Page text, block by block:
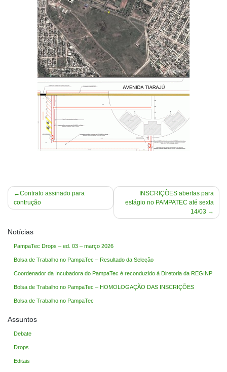
Navegação
de
Contrato assinado para
contrução
INSCRIÇÕES abertas para
estágio no PAMPATEC até sexta
14/03
Notícias
PampaTec Drops – ed. 03 – março 2026
Bolsa de Trabalho no PampaTec – Resultado da Seleção
Coordenador da Incubadora do PampaTec é reconduzido à Diretoria da REGINP
Bolsa de Trabalho no PampaTec – HOMOLOGAÇÃO DAS INSCRIÇÕES
Bolsa de Trabalho no PampaTec
Assuntos
Debate
Drops
Editais